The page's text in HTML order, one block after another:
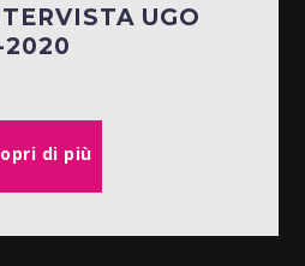
UGO
di più